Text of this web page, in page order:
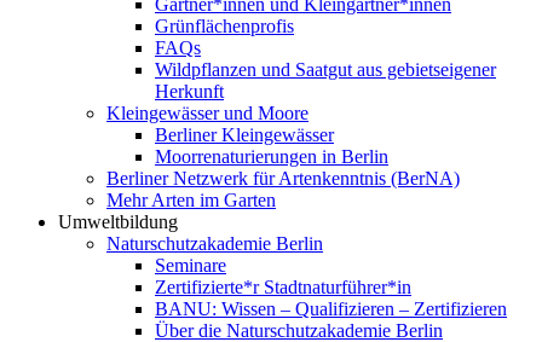
Gärtner*innen und Kleingärtner*innen
Grünflächenprofis
FAQs
Wildpflanzen und Saatgut aus gebietseigener
Herkunft
Kleingewässer und Moore
Berliner Kleingewässer
Moorrenaturierungen in Berlin
Berliner Netzwerk für Artenkenntnis (BerNA)
Mehr Arten im Garten
Umweltbildung
Naturschutzakademie Berlin
Seminare
Zertifizierte*r Stadtnaturführer*in
BANU: Wissen – Qualifizieren – Zertifizieren
Über die Naturschutzakademie Berlin